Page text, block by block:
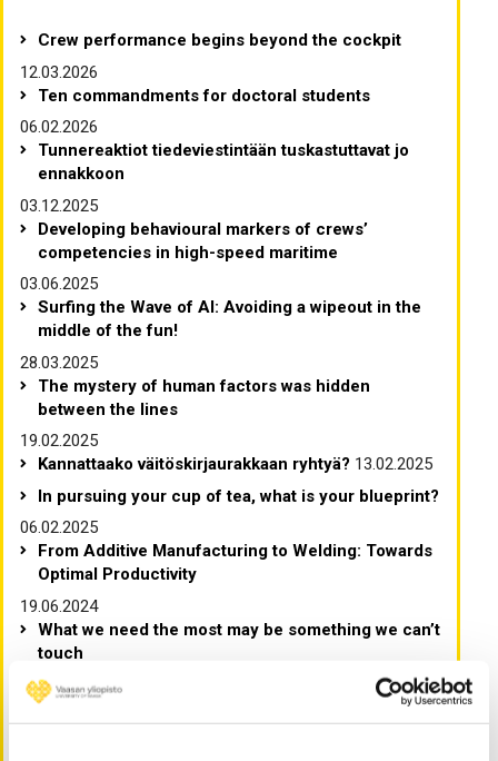
Crew performance begins beyond the cockpit
12.03.2026
Ten commandments for doctoral students
06.02.2026
Tunnereaktiot tiedeviestintään tuskastuttavat jo
ennakkoon
03.12.2025
Developing behavioural markers of crews’
competencies in high-speed maritime
03.06.2025
Surfing the Wave of AI: Avoiding a wipeout in the
middle of the fun!
28.03.2025
The mystery of human factors was hidden
between the lines
19.02.2025
Kannattaako väitöskirjaurakkaan ryhtyä? 13.02.2025
In pursuing your cup of tea, what is your blueprint?
06.02.2025
From Additive Manufacturing to Welding: Towards
Optimal Productivity
19.06.2024
What we need the most may be something we can’t
touch
18.06.2024
Julkishallinnon innovaatioiden haasteet:
hierarkkisuudesta kohti verkostoitunutta toimintaa